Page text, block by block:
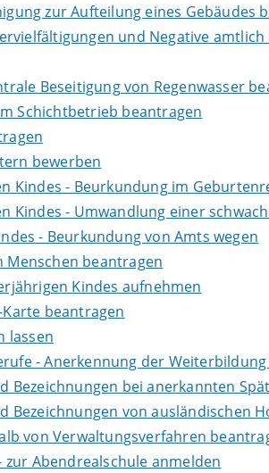
zur Aufteilung eines Gebäudes
und Negative amtlich
Beseitigung von Regenwasser
Schichtbetrieb beantragen
bewerben
Kindes - Beurkundung im
Kindes - Umwandlung einer
- Beurkundung von Amts wegen
Menschen beantragen
Kindes aufnehmen
beantragen
lassen
- Anerkennung der
Bezeichnungen bei anerkannten
Bezeichnungen von ausländischen
von Verwaltungsverfahren
Abendrealschule anmelden